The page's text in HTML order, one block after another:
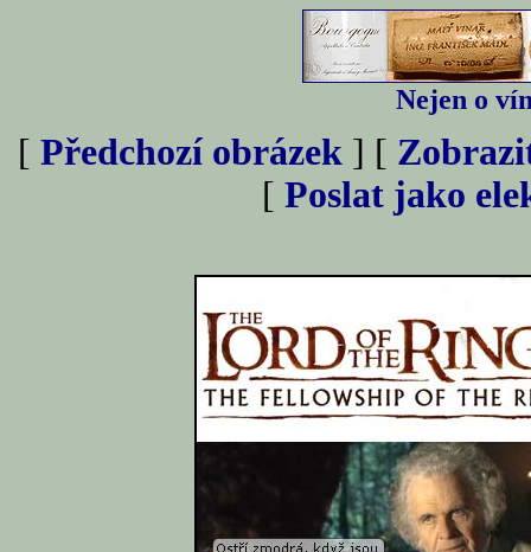
Nejen o
[ Předchozí obrázek ] [
[ Poslat jako